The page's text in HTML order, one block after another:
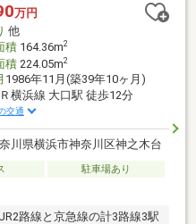
万円
他
積164.36m2
積224.05m2
1986年11月(築39年10ヶ月)
Ｒ横浜線 大口駅 徒歩12分
交通
川県横浜市神奈川区神之木台
駐車場あり
線と京急線の計3路線3駅